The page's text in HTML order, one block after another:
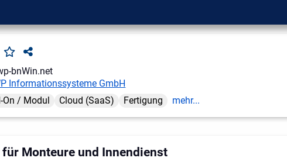
bnWin.net
Informationssysteme GmbH
On / Modul Cloud (SaaS) Fertigung mehr...
Monteure und Innendienst